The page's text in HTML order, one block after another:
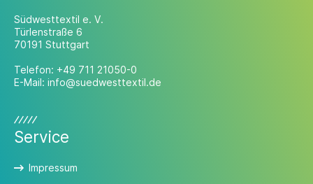
Südwesttextil e. V.
Türlenstraße 6
70191 Stuttgart
Telefon: +49 711 21050-0
E-Mail: info@suedwesttextil.de
Service
Impressum